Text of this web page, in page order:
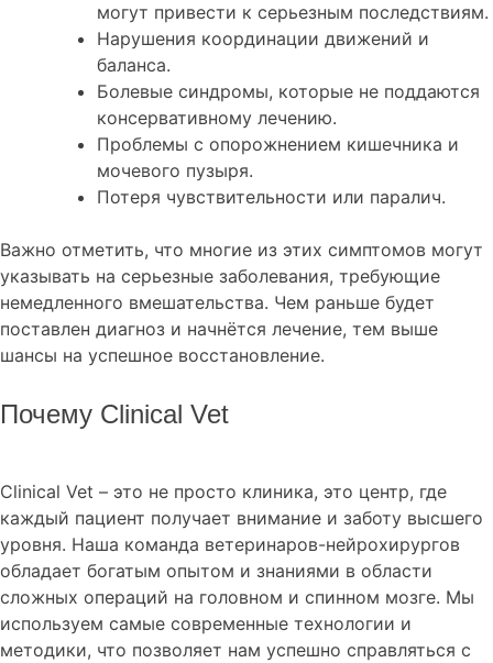
могут привести к серьезным последствиям.
Нарушения координации движений и
баланса.
Болевые синдромы, которые не поддаются
консервативному лечению.
Проблемы с опорожнением кишечника и
мочевого пузыря.
Потеря чувствительности или паралич.
Важно отметить, что многие из этих симптомов могут
указывать на серьезные заболевания, требующие
немедленного вмешательства. Чем раньше будет
поставлен диагноз и начнётся лечение, тем выше
шансы на успешное восстановление.
Почему Clinical Vet
Clinical Vet – это не просто клиника, это центр, где
каждый пациент получает внимание и заботу высшего
уровня. Наша команда ветеринаров-нейрохирургов
обладает богатым опытом и знаниями в области
сложных операций на головном и спинном мозге. Мы
используем самые современные технологии и
методики, что позволяет нам успешно справляться с